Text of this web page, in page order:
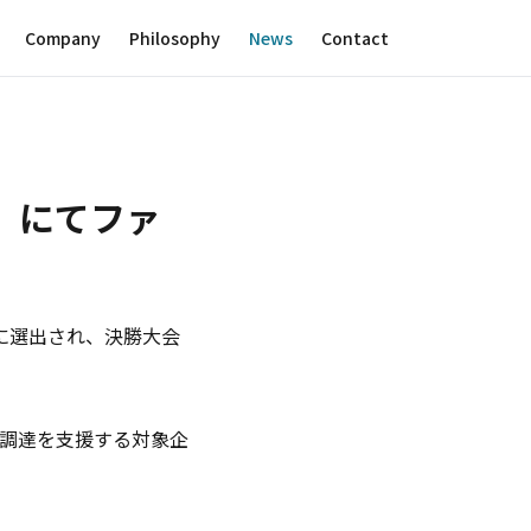
Company Philosophy News Contact
にてファ
出され、決勝大会
達を支援する対象企